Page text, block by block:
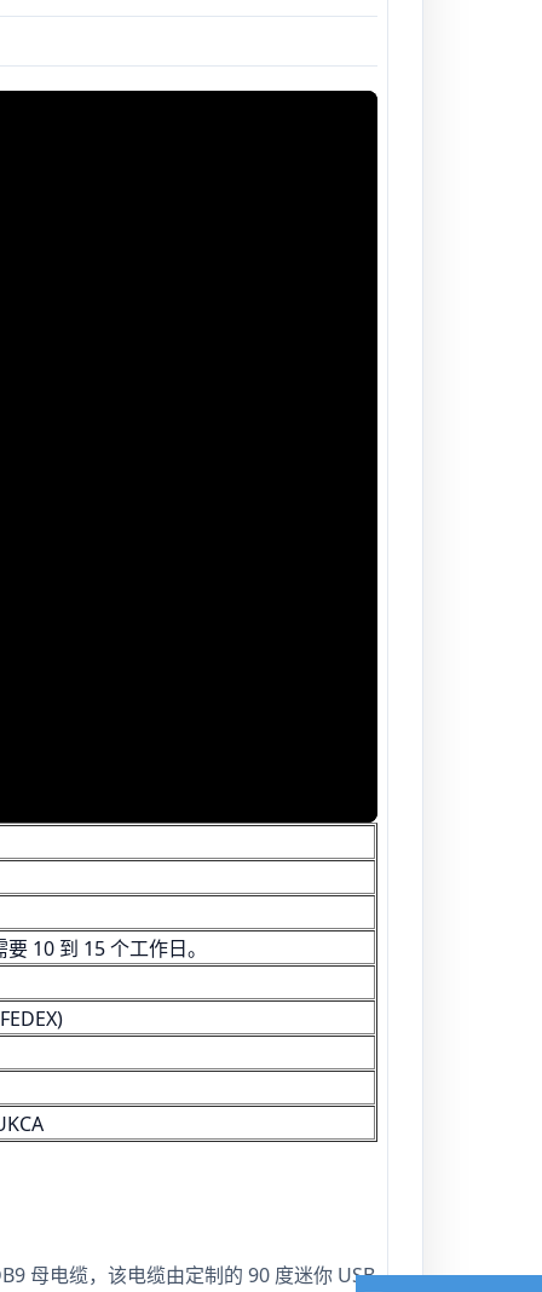
10 到 15 个工作日。
母电缆，该电缆由定制的 90 度迷你 USB